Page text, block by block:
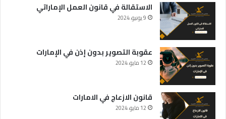
الاستقالة في قانون العمل الإماراتي
9 يونيو، 2024
عقوبة التصوير بدون إذن في الإمارات
12 مايو، 2024
قانون الازعاج في الامارات
12 مايو، 2024